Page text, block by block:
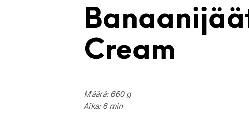
Cream
Määrä: 660 g
Aika: 6 min